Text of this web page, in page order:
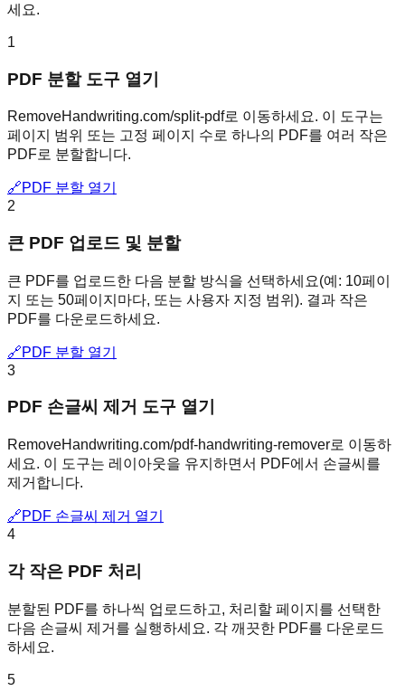
세요.
1
PDF 분할 도구 열기
RemoveHandwriting.com/split-pdf로 이동하세요. 이 도구는
페이지 범위 또는 고정 페이지 수로 하나의 PDF를 여러 작은
PDF로 분할합니다.
🔗PDF 분할 열기
2
큰 PDF 업로드 및 분할
큰 PDF를 업로드한 다음 분할 방식을 선택하세요(예: 10페이
지 또는 50페이지마다, 또는 사용자 지정 범위). 결과 작은
PDF를 다운로드하세요.
🔗PDF 분할 열기
3
PDF 손글씨 제거 도구 열기
RemoveHandwriting.com/pdf-handwriting-remover로 이동하
세요. 이 도구는 레이아웃을 유지하면서 PDF에서 손글씨를
제거합니다.
🔗PDF 손글씨 제거 열기
4
각 작은 PDF 처리
분할된 PDF를 하나씩 업로드하고, 처리할 페이지를 선택한
다음 손글씨 제거를 실행하세요. 각 깨끗한 PDF를 다운로드
하세요.
5